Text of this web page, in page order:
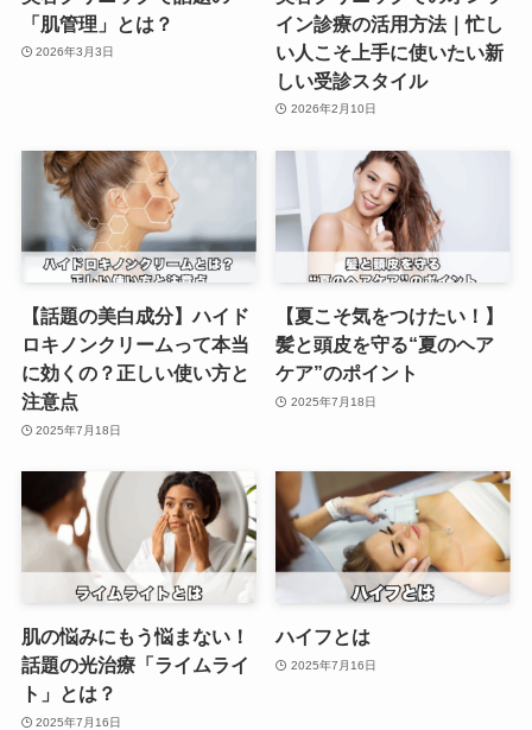
「肌管理」とは？
2026年3月3日
イン診療の活用方法｜忙し
い人こそ上手に使いたい新
しい受診スタイル
2026年2月10日
【話題の美白成分】ハイド
ロキノンクリームって本当
に効くの？正しい使い方と
注意点
2025年7月18日
【夏こそ気をつけたい！】
髪と頭皮を守る“夏のヘア
ケア”のポイント
2025年7月18日
肌の悩みにもう悩まない！
話題の光治療「ライムライ
ト」とは？
2025年7月16日
ハイフとは
2025年7月16日